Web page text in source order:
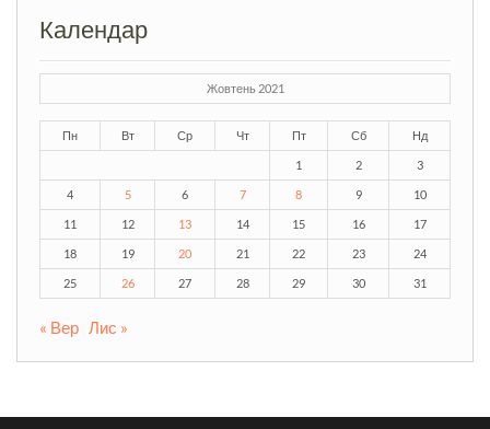
Календар
Жовтень 2021
Пн Вт Ср Чт Пт Сб Нд
1 2 3
4 5 6 7 8 9 10
11 12 13 14 15 16 17
18 19 20 21 22 23 24
25 26 27 28 29 30 31
« Вер Лис »